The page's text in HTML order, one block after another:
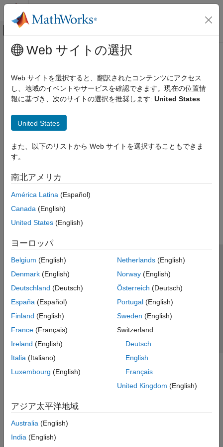
コンテンツへスキップ
オフキャンバス ナビゲーション メ
ドキュメンテーションのホーム
メインコンテンツ
Web サイトの選択
Web サイトを選択すると、翻訳されたコンテンツにアクセス
し、地域のイベントやサービスを確認できます。現在の位置情
報に基づき、次のサイトの選択を推奨します: United States
United States
また、以下のリストから Web サイトを選択することもできま
す。
南北アメリカ
América Latina (Español)
Canada (English)
United States (English)
ヨーロッパ
Belgium (English)
Denmark (English)
Deutschland (Deutsch)
España (Español)
Finland (English)
France (Français)
Ireland (English)
Italia (Italiano)
Luxembourg (English)
Netherlands(English)
Norway(English)
Österreich (Deutsch)
Portugal(English)
Sweden (English)
Switzerland
Deutsch
English
Français
United Kingdom (English)
アジア太平洋地域
Australia (English)
India (English)
トラストセンター
プライバシー ポリシー
違法コピー防止
アプリケーション ステータス
© 1994-2026 The MathWorks, Inc.